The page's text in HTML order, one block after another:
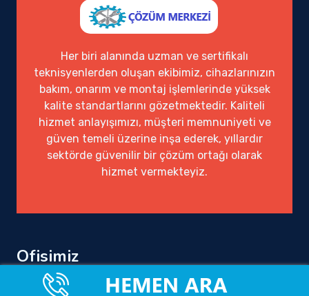
Her biri alanında uzman ve sertifikalı
teknisyenlerden oluşan ekibimiz, cihazlarınızın
bakım, onarım ve montaj işlemlerinde yüksek
kalite standartlarını gözetmektedir. Kaliteli
hizmet anlayışımızı, müşteri memnuniyeti ve
güven temeli üzerine inşa ederek, yıllardır
sektörde güvenilir bir çözüm ortağı olarak
hizmet vermekteyiz.
Ofisimiz